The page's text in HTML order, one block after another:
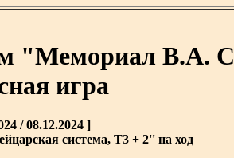
"Мемориал В.А.
игра
/ 08.12.2024 ]
система, T3 + 2'' на ход